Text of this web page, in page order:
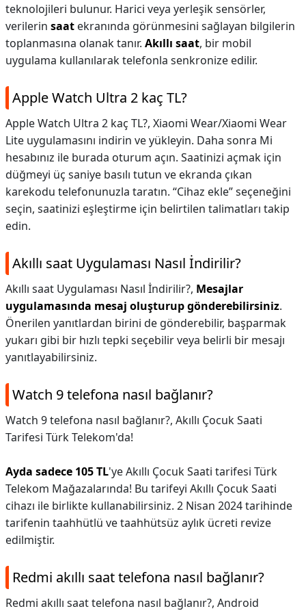
teknolojileri bulunur. Harici veya yerleşik sensörler,
verilerin saat ekranında görünmesini sağlayan bilgilerin
toplanmasına olanak tanır. Akıllı saat, bir mobil
uygulama kullanılarak telefonla senkronize edilir.
Apple Watch Ultra 2 kaç TL?
Apple Watch Ultra 2 kaç TL?, Xiaomi Wear/Xiaomi Wear
Lite uygulamasını indirin ve yükleyin. Daha sonra Mi
hesabınız ile burada oturum açın. Saatinizi açmak için
düğmeyi üç saniye basılı tutun ve ekranda çıkan
karekodu telefonunuzla taratın. “Cihaz ekle” seçeneğini
seçin, saatinizi eşleştirme için belirtilen talimatları takip
edin.
Akıllı saat Uygulaması Nasıl İndirilir?
Akıllı saat Uygulaması Nasıl İndirilir?, Mesajlar
uygulamasında mesaj oluşturup gönderebilirsiniz.
Önerilen yanıtlardan birini de gönderebilir, başparmak
yukarı gibi bir hızlı tepki seçebilir veya belirli bir mesajı
yanıtlayabilirsiniz.
Watch 9 telefona nasıl bağlanır?
Watch 9 telefona nasıl bağlanır?, Akıllı Çocuk Saati
Tarifesi Türk Telekom'da!
Ayda sadece 105 TL'ye Akıllı Çocuk Saati tarifesi Türk
Telekom Mağazalarında! ​Bu tarifeyi Akıllı Çocuk Saati
cihazı ile birlikte kullanabilirsiniz. 2 Nisan 2024 tarihinde
tarifenin taahhütlü ve taahhütsüz aylık ücreti revize
edilmiştir.
Redmi akıllı saat telefona nasıl bağlanır?
Redmi akıllı saat telefona nasıl bağlanır?, Android